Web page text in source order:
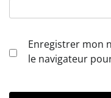
Enregistrer mon
le navigateur